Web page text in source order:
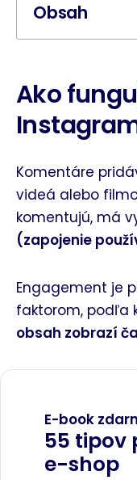
Obsah
Ako
Komentáre
videá alebo
komentujú, má
(zapojenie
Engagement je
faktorom, podľa
obsah zobrazí
E-book
55 tipov
e-shop